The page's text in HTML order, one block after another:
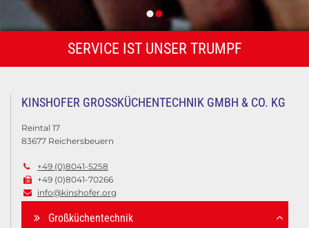
SERVICE IST UNSER TRUMPF
KINSHOFER GROSSKÜCHENTECHNIK GMBH & CO. KG
Reintal 17
83677 Reichersbeuern
 +49 (0)8041-5258
 +49 (0)8041-70266
 info@kinshofer.org
Großküchentechnik